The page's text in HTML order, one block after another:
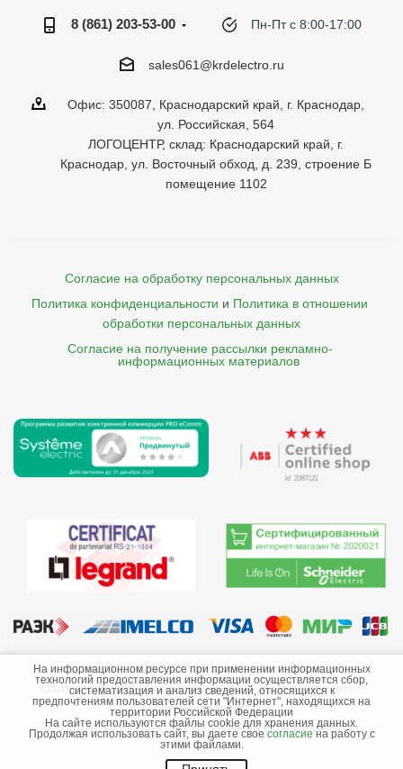
8 (861) 203-53-00 Пн-Пт с 8:00-17:00
sales061@krdelectro.ru
Офис: 350087, Краснодарский край, г. Краснодар,
ул. Российская, 564
ЛОГОЦЕНТР, склад: Краснодарский край, г.
Краснодар, ул. Восточный обход, д. 239, строение Б
помещение 1102
Согласие на обработку персональных данных
Политика конфиденциальности и Политика в отношении
обработки персональных данных
Согласие на получение рассылки рекламно-
    информационных материалов
©2013-2026 ООО «Краснодарэлектро»
Сайт носит информационный характер и не является
публичной офертой.
Стоимость товаров и их наличие не гарантируются.
На информационном ресурсе при применении информационных
технологий предоставления информации осуществляется сбор,
систематизация и анализ сведений, относящихся к
предпочтениям пользователей сети "Интернет", находящихся на
территории Российской Федерации
На сайте используются файлы cookie для хранения данных.
Продолжая использовать сайт, вы даете свое согласие на работу с
этими файлами.